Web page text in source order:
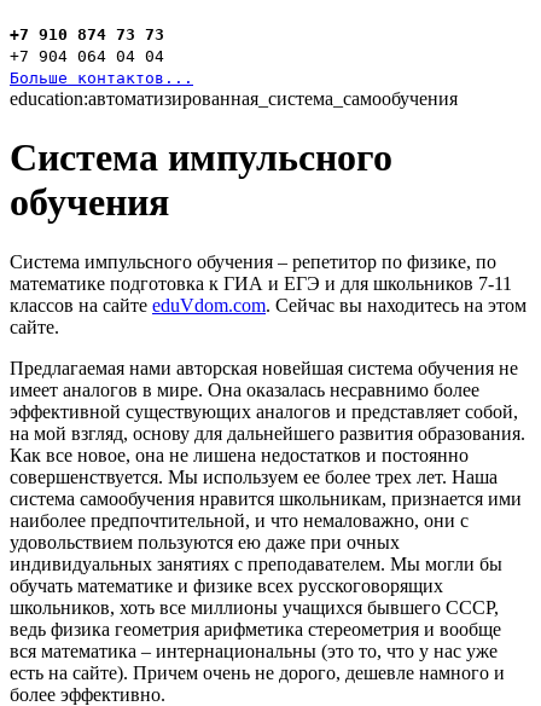
+7 910 874 73 73
+7 904 064 04 04
Больше контактов...
education:автоматизированная_система_самообучения
Система импульсного
обучения
Система импульсного обучения – репетитор по физике, по
математике подготовка к ГИА и ЕГЭ и для школьников 7-11
классов на сайте eduVdom.com. Сейчас вы находитесь на этом
сайте.
Предлагаемая нами авторская новейшая система обучения не
имеет аналогов в мире. Она оказалась несравнимо более
эффективной существующих аналогов и представляет собой,
на мой взгляд, основу для дальнейшего развития образования.
Как все новое, она не лишена недостатков и постоянно
совершенствуется. Мы используем ее более трех лет. Наша
система самообучения нравится школьникам, признается ими
наиболее предпочтительной, и что немаловажно, они с
удовольствием пользуются ею даже при очных
индивидуальных занятиях с преподавателем. Мы могли бы
обучать математике и физике всех русскоговорящих
школьников, хоть все миллионы учащихся бывшего СССР,
ведь физика геометрия арифметика стереометрия и вообще
вся математика – интернациональны (это то, что у нас уже
есть на сайте). Причем очень не дорого, дешевле намного и
более эффективно.